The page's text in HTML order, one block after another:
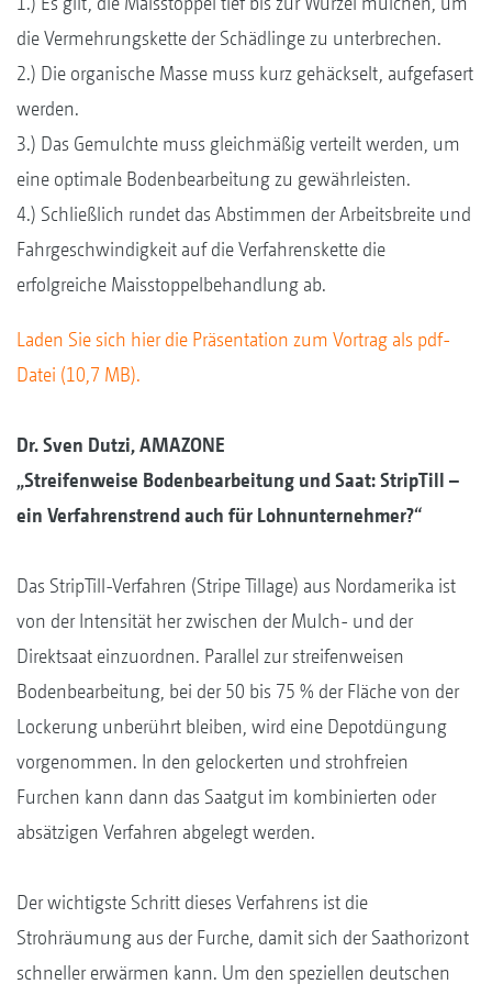
die Vermehrungskette der Schädlinge zu unterbrechen.
2.) Die organische Masse muss kurz gehäckselt, aufgefasert
werden.
3.) Das Gemulchte muss gleichmäßig verteilt werden, um
eine optimale Bodenbearbeitung zu gewährleisten.
4.) Schließlich rundet das Abstimmen der Arbeitsbreite und
Fahrgeschwindigkeit auf die Verfahrenskette die
erfolgreiche Maisstoppelbehandlung ab.
Laden Sie sich hier die Präsentation zum Vortrag als pdf-
Datei (10,7 MB).
Dr. Sven Dutzi, AMAZONE
„Streifenweise Bodenbearbeitung und Saat: StripTill –
ein Verfahrenstrend auch für Lohnunternehmer?“
Das StripTill-Verfahren (Stripe Tillage) aus Nordamerika ist
von der Intensität her zwischen der Mulch- und der
Direktsaat einzuordnen. Parallel zur streifenweisen
Bodenbearbeitung, bei der 50 bis 75 % der Fläche von der
Lockerung unberührt bleiben, wird eine Depotdüngung
vorgenommen. In den gelockerten und strohfreien
Furchen kann dann das Saatgut im kombinierten oder
absätzigen Verfahren abgelegt werden.
Der wichtigste Schritt dieses Verfahrens ist die
Strohräumung aus der Furche, damit sich der Saathorizont
schneller erwärmen kann. Um den speziellen deutschen